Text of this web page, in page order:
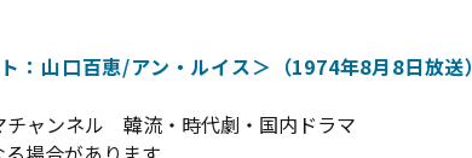
：山口百恵/アン・ルイス＞（1974年8月8日放送）
チャンネル 韓流・時代劇・国内ドラマ